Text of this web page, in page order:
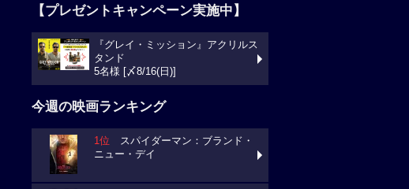
【プレゼントキャンペーン実施中】
『グレイ・ミッション』アクリルス
タンド
5名様 [〆8/16(日)]
今週の映画ランキング
1位 スパイダーマン：ブランド・
ニュー・デイ